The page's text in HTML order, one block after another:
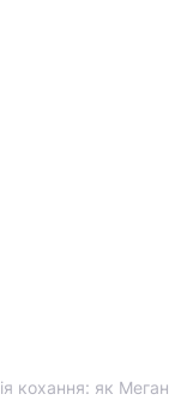
кохання: як